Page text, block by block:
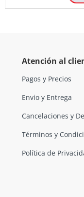
Atención al
Pagos y Precios
Envio y Entrega
Cancelaciones y
Términos y
Política de